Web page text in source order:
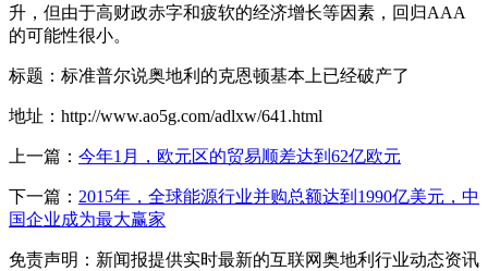
升，但由于高财政赤字和疲软的经济增长等因素，回归AAA
的可能性很小。
标题：标准普尔说奥地利的克恩顿基本上已经破产了
地址：http://www.ao5g.com/adlxw/641.html
上一篇： 今年1月，欧元区的贸易顺差达到62亿欧元
下一篇： 2015年，全球能源行业并购总额达到1990亿美元，中
国企业成为最大赢家
免责声明：新闻报提供实时最新的互联网奥地利行业动态资讯